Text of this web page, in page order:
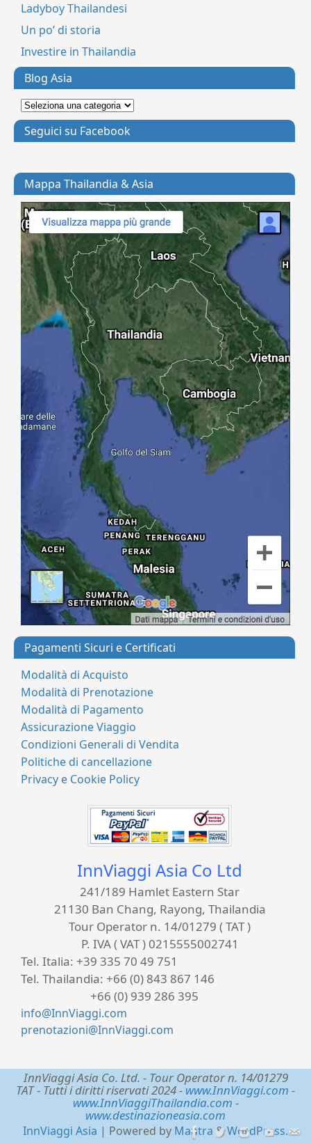
Ladyboy Thailandesi
Un po’ di storia
Investire in Thailandia
Blog Asia
Seguici su Facebook
Mappa Thailandia & Asia
Pagamenti Sicuri e Certificati
Modalità di Acquisto
Modalità di Prenotazione
Modalità di Pagamento
Assicurazione Viaggio
Condizioni Generali di Vendita
Politiche di cancellazione
Privacy e Cookie Policy
InnViaggi Asia Co Ltd
241/189 Hamlet Eastern Star
21130 Ban Chang, Rayong, Thailandia
Tour Operator n. 14/01279 ( TAT )
P. IVA ( VAT ) 0215555002741
Tel. Italia: +39 335 70 49 751
Tel. Thailandia: +66 (0) 843 867 146
+66 (0) 939 286 395
info@InnViaggi.com
prenotazioni@InnViaggi.com
InnViaggi Asia Co. Ltd. - Tour Operator n. 14/01279
TAT - Tutti i diritti riservati 2024 -www.InnViaggi.com -
www.InnViaggiThailandia.com -
www.destinazioneasia.com
InnViaggi Asia | Powered by Mantra&WordPress.